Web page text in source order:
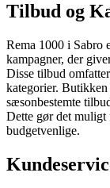
Tilbud og
Rema 1000 i Sabro
kampagner, der
Disse tilbud
kategorier.
sæsonbestemte
Dette gør det muligt
budgetvenlige.